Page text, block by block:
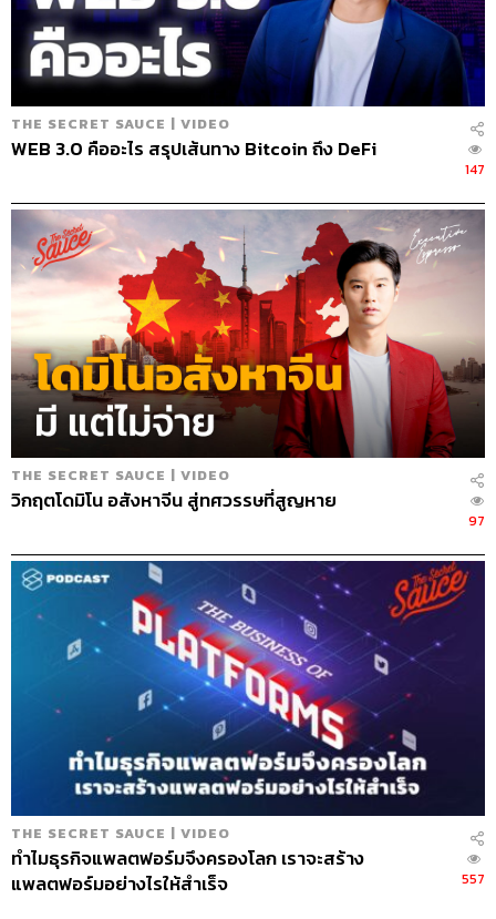
THE SECRET SAUCE | VIDEO
WEB 3.0 คืออะไร สรุปเส้นทาง Bitcoin ถึง DeFi
147
THE SECRET SAUCE | VIDEO
วิกฤตโดมิโน อสังหาจีน สู่ทศวรรษที่สูญหาย
97
THE SECRET SAUCE | VIDEO
ทำไมธุรกิจแพลตฟอร์มจึงครองโลก เราจะสร้าง
แพลตฟอร์มอย่างไรให้สำเร็จ
557